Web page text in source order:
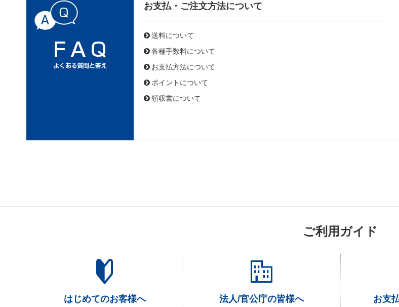
お支払・ご注文方法について
送料について
各種手数料について
お支払方法について
ポイントについて
領収書について
ご利用ガイド
はじめてのお客様へ 法人/官公庁の皆様へ お支